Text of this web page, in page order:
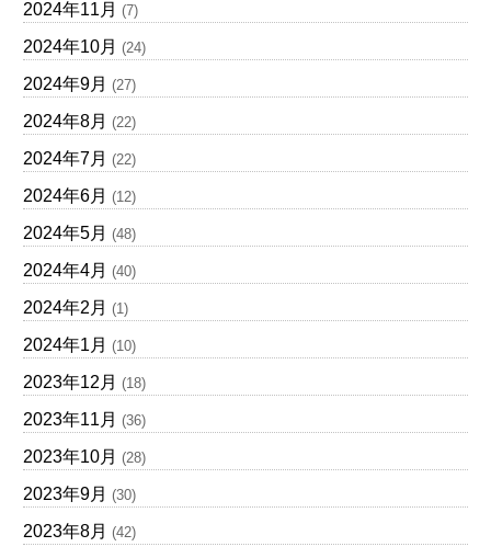
2024年11月 (7)
2024年10月 (24)
2024年9月 (27)
2024年8月 (22)
2024年7月 (22)
2024年6月 (12)
2024年5月 (48)
2024年4月 (40)
2024年2月 (1)
2024年1月 (10)
2023年12月 (18)
2023年11月 (36)
2023年10月 (28)
2023年9月 (30)
2023年8月 (42)